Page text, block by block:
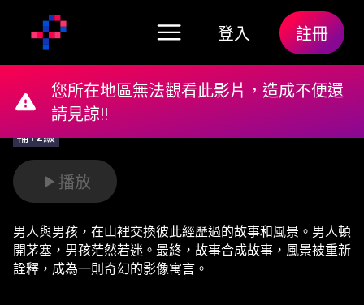
登入 註冊
輔12級
播放
男人與男孩，在山裡交換彼此經歷過的故事和風景。男人頓
開茅塞，男孩茫然若迷。最終，故事合成故事，風景被重新
詮釋，成為一則奇幻的影像寓言。
您所在地區無法觀看此影片，造成不便還
請見諒!!